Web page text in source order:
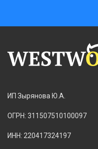
ИП Зырянова Ю.А.
ОГРН: 311507510100097
ИНН: 220417324197